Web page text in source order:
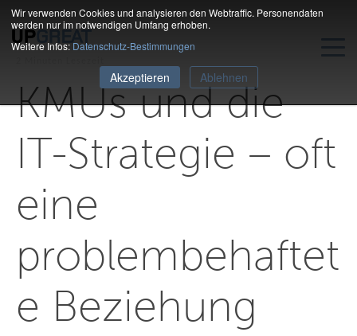
Wir verwenden Cookies und analysieren den Webtraffic. Personendaten
werden nur im notwendigen Umfang erhoben.
Weitere Infos:Datenschutz-Bestimmungen
Akzeptieren Ablehnen
KMUs und die
IT-Strategie – oft
eine
problembehaftet
e Beziehung